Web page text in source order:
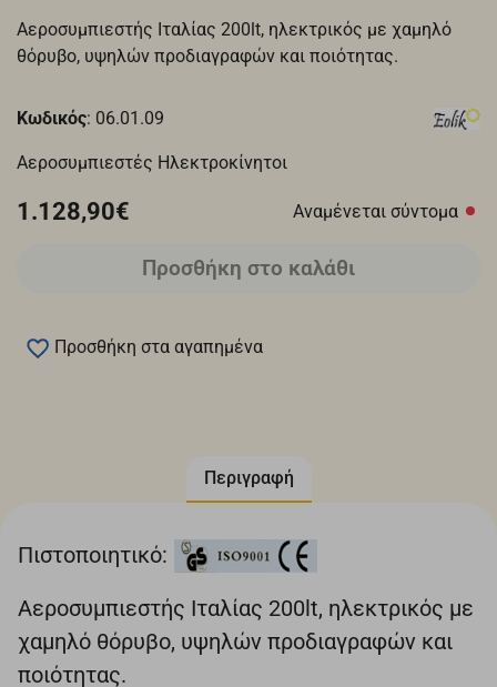
Αεροσυμπιεστής Ιταλίας 200lt, ηλεκτρικός με χαμηλό
θόρυβο, υψηλών προδιαγραφών και ποιότητας.
Κωδικός: 06.01.09
Αεροσυμπιεστές Ηλεκτροκίνητοι
1.128,90€ Αναμένεται σύντομα
Προσθήκη στο καλάθι
Προσθήκη στα αγαπημένα
Περιγραφή
Πιστοποιητικό:
Αεροσυμπιεστής Ιταλίας 200lt, ηλεκτρικός με
χαμηλό θόρυβο, υψηλών προδιαγραφών και
ποιότητας.